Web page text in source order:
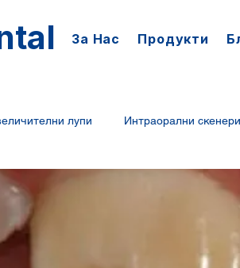
За Нас Продукти
лупи Интраорални скенери
парадонално лечение